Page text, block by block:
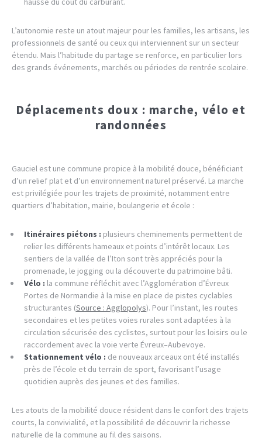
L’autonomie reste un atout majeur pour les familles, les artisans, les
professionnels de santé ou ceux qui interviennent sur un secteur
étendu. Mais l’habitude du partage se renforce, en particulier lors
des grands événements, marchés ou périodes de rentrée scolaire.
Déplacements doux : marche, vélo et
randonnées
Gauciel est une commune propice à la mobilité douce, bénéficiant
d’un relief plat et d’un environnement naturel préservé. La marche
est privilégiée pour les trajets de proximité, notamment entre
quartiers d’habitation, mairie, boulangerie et école :
Itinéraires piétons : plusieurs cheminements permettent de
relier les différents hameaux et points d’intérêt locaux. Les
sentiers de la vallée de l’Iton sont très appréciés pour la
promenade, le jogging ou la découverte du patrimoine bâti.
Vélo : la commune réfléchit avec l’Agglomération d’Évreux
Portes de Normandie à la mise en place de pistes cyclables
structurantes (Source : Agglopolys). Pour l’instant, les routes
secondaires et les petites voies rurales sont adaptées à la
circulation sécurisée des cyclistes, surtout pour les loisirs ou le
raccordement avec la voie verte Évreux–Aubevoye.
Stationnement vélo : de nouveaux arceaux ont été installés
près de l’école et du terrain de sport, favorisant l’usage
quotidien auprès des jeunes et des familles.
Les atouts de la mobilité douce résident dans le confort des trajets
courts, la convivialité, et la possibilité de découvrir la richesse
naturelle de la commune au fil des saisons.